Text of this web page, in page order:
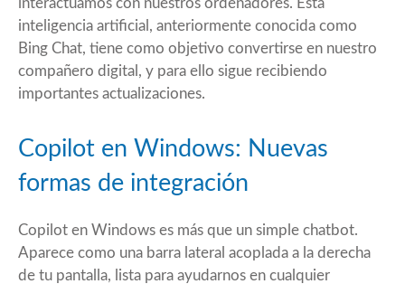
interactuamos con nuestros ordenadores. Esta
inteligencia artificial, anteriormente conocida como
Bing Chat, tiene como objetivo convertirse en nuestro
compañero digital, y para ello sigue recibiendo
importantes actualizaciones.
Copilot en Windows: Nuevas
formas de integración
Copilot en Windows es más que un simple chatbot.
Aparece como una barra lateral acoplada a la derecha
de tu pantalla, lista para ayudarnos en cualquier